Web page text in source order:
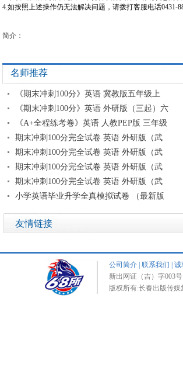
4.如按照上述操作仍无法解决问题，请拨打客服电话0431-
简介：
名师推荐
《期末冲刺100分》英语 冀教版五年级上
《期末冲刺100分》英语 外研版（三起）六
《A+全程练考卷》英语 人教PEP版 三年级
期末冲刺100分完全试卷 英语 外研版（武
期末冲刺100分完全试卷 英语 外研版（武
期末冲刺100分完全试卷 英语 外研版（武
期末冲刺100分完全试卷 英语 外研版（武
小学英语毕业升学全真模拟试卷 （最新版
友情链接
公司简介 联系我们 诚
新出网证（吉）字003
版权所有:长春出版传媒